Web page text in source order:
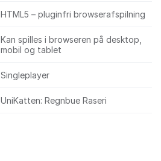
HTML5 – pluginfri browserafspilning
Kan spilles i browseren på desktop,
mobil og tablet
Singleplayer
UniKatten: Regnbue Raseri